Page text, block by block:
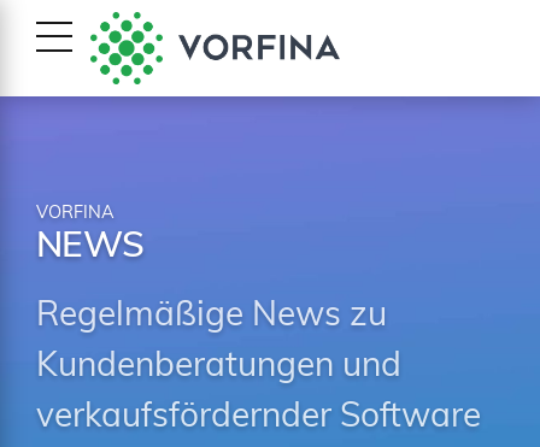
VORFINA
NEWS
Regelmäßige News zu
Kundenberatungen und
verkaufsfördernder Software